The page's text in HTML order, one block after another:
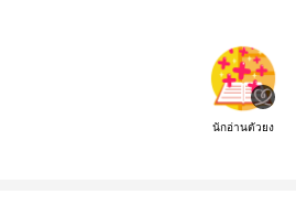
นักอ่านตัวยง